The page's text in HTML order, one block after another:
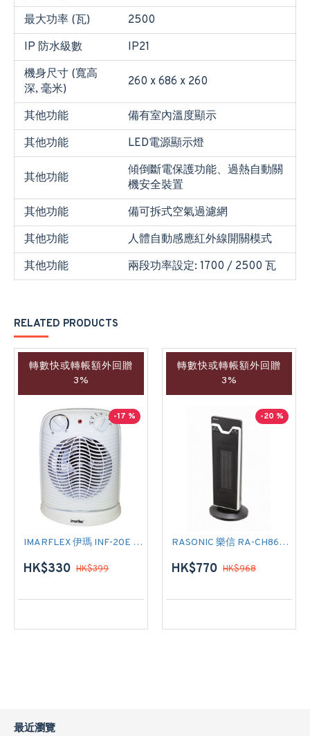
最大功率 (瓦)
2500
IP 防水級數
IP21
機身尺寸 (寬高
深, 毫米)
260 x 686 x 260
其他功能
備有室內溫度顯示
其他功能
LED電源顯示燈
其他功能
傾倒斷電保護功能、過熱自動關
機安全裝置
其他功能
備可拆式空氣過濾網
其他功能
人體自動感應紅外線開關模式
其他功能
兩段功率設定: 1700 / 2500 瓦
RELATED PRODUCTS
轉數快或轉帳額外回贈
3%
-17 %
IMARFLEX 伊瑪 INF-20E 暖風機
HK$330 HK$399
轉數快或轉帳額外回贈
3%
-20 %
RASONIC 樂信 RA-CH862S 陶瓷暖風機
HK$770 HK$968
最近瀏覽